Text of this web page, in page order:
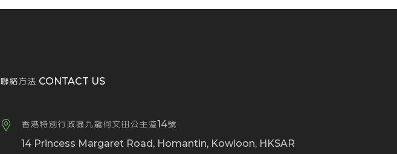
聯絡方法 CONTACT US
香港特別行政區九龍何文田公主道14號
14 Princess Margaret Road, Homantin, Kowloon, HKSAR